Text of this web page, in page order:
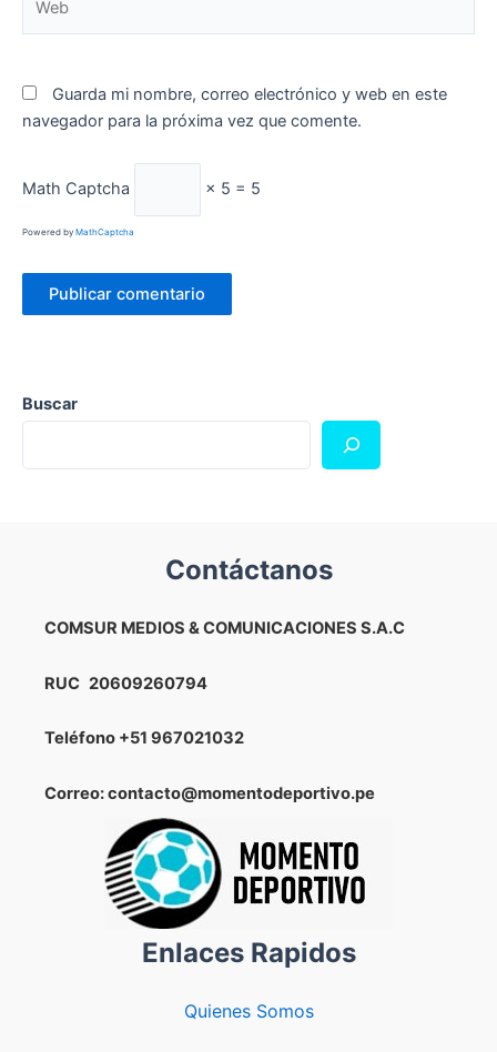
Guarda mi nombre, correo electrónico y web en este
navegador para la próxima vez que comente.
Math Captcha × 5 = 5
Powered by MathCaptcha
Buscar
Contáctanos
COMSUR MEDIOS & COMUNICACIONES S.A.C
RUC 20609260794
Teléfono +51 967021032
Correo: contacto@momentodeportivo.pe
Enlaces Rapidos
Quienes Somos